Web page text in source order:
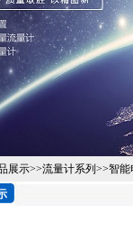
展示>>流量计系列 >>智能